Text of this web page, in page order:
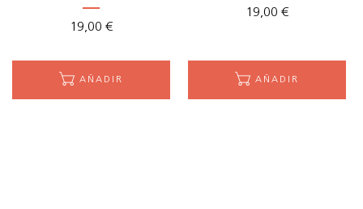
19 00 €
AÑADIR
19 00 €
AÑADIR